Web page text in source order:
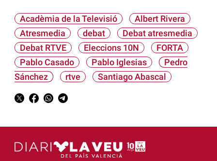
Acadèmia de la Televisió
Albert Rivera
Atresmedia
debat
Debat atresmedia
Debat RTVE
Eleccions 10N
FORTA
Pablo Casado
Pablo Iglesias
Pedro
Sánchez
rtve Santiago Abascal